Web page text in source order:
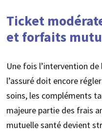
Ticket
et forfaits
Une fois l’intervention de
l’assuré doit encore
soins, les compléments
majeure partie des frais
mutuelle santé devient